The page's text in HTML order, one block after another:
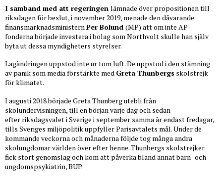
I samband med att regeringen lämnade över propositionen till
riksdagen för beslut, i november 2019, menade den dåvarande
finansmarknadsministern Per Bolund (MP) att om inte AP-
fonderna började investera i bolag som Northvolt skulle han själv
byta ut dessa myndigheters styrelser.
Lagändringen uppstod inte ur tom luft. De uppstod i den stämning
av panik som media förstärkte med Greta Thunbergs skolstrejk
för klimatet.
I augusti 2018 började Greta Thunberg utebli från
skolundervisningen, till en början varje dag och sedan
efter riksdagsvalet i Sverige i september samma år endast fredagar,
tills Sveriges miljöpolitik uppfyller Parisavtalets mål. Under de
kommande veckorna och månaderna följde tog många andra
skolungdomar världen över efter henne. Thunbergs skolstrejker
fick stort genomslag och kom att påverka bland annat barn- och
ungdomspsykiatrin, BUP.